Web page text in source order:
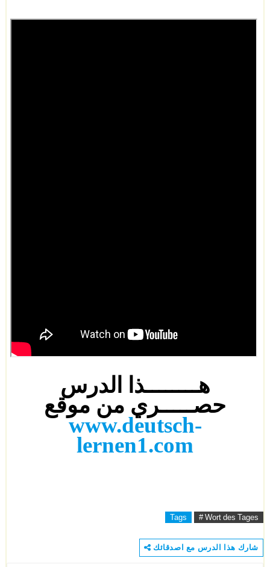
هــــــــذا الدرس
حصـــــري من موقع
www.deutsch-
lernen1.com
Tags # Wort des Tages
شارك هذا الدرس مع اصدقائك